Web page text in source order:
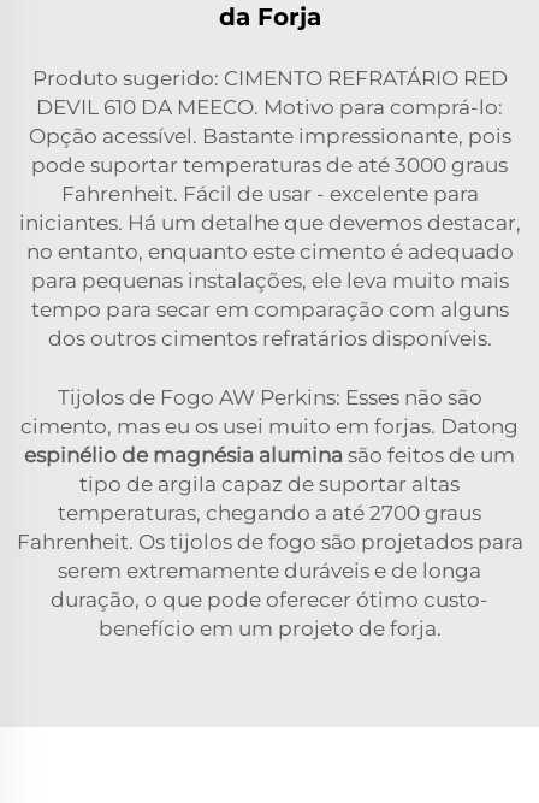
da Forja
Produto sugerido: CIMENTO REFRATÁRIO RED
DEVIL 610 DA MEECO. Motivo para comprá-lo:
Opção acessível. Bastante impressionante, pois
pode suportar temperaturas de até 3000 graus
Fahrenheit. Fácil de usar - excelente para
iniciantes. Há um detalhe que devemos destacar,
no entanto, enquanto este cimento é adequado
para pequenas instalações, ele leva muito mais
tempo para secar em comparação com alguns
dos outros cimentos refratários disponíveis.
Tijolos de Fogo AW Perkins: Esses não são
cimento, mas eu os usei muito em forjas. Datong
espinélio de magnésia alumina são feitos de um
tipo de argila capaz de suportar altas
temperaturas, chegando a até 2700 graus
Fahrenheit. Os tijolos de fogo são projetados para
serem extremamente duráveis e de longa
duração, o que pode oferecer ótimo custo-
benefício em um projeto de forja.